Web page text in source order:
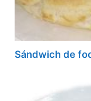
Sándwich de